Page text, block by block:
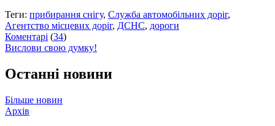
Теги: прибирання снігу, Служба автомобільних доріг,
Агентство місцевих доріг, ДСНС, дороги
Коментарі (34)
Вислови свою думку!
Останні новини
Більше новин
Архів